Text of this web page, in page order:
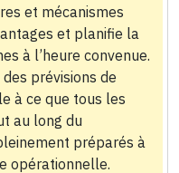
et mécanismes
et planifie la
à l’heure convenue.
prévisions de
à ce que tous les
au long du
préparés à
opérationnelle.